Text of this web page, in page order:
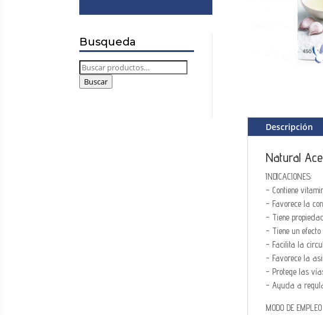
Busqueda
Buscar
por:
Buscar
Descripción
Natural
INDICACIONES:
- Contiene
- Favorece la
- Tiene
- Tiene un
- Facilita la
- Favorece la
- Protege las
- Ayuda a
MODO DE EMPLEO